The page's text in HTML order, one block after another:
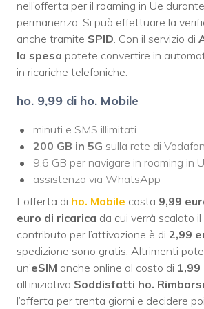
nell’offerta per il roaming in Ue
permanenza. Si può effettuare la
anche tramite SPID. Con il servizio di
la spesa potete convertire in
in ricariche telefoniche.
ho. 9,99 di ho. Mobile
minuti e SMS illimitati
200 GB in 5G sulla rete di
9,6 GB per navigare in roaming in
assistenza via WhatsApp
L’offerta di ho. Mobile costa 9,99
euro di ricarica da cui verrà scalato il
contributo per l’attivazione è di 2,99
spedizione sono gratis. Altrimenti
un’eSIM anche online al costo di 1,99
all’iniziativa Soddisfatti ho.
l’offerta per trenta giorni e decidere